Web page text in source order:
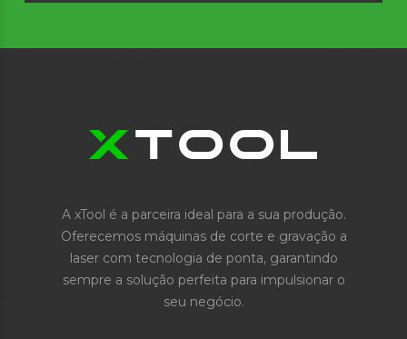
A xTool é a parceira ideal para a sua produção.
Oferecemos máquinas de corte e gravação a
laser com tecnologia de ponta, garantindo
sempre a solução perfeita para impulsionar o
seu negócio.